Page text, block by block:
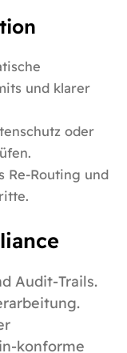
und klarer
oder
Re-Routing und
Audit-Trails.
konforme